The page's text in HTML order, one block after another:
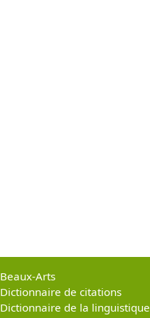
Beaux-Arts
Dictionnaire de citations
Dictionnaire de la linguistique